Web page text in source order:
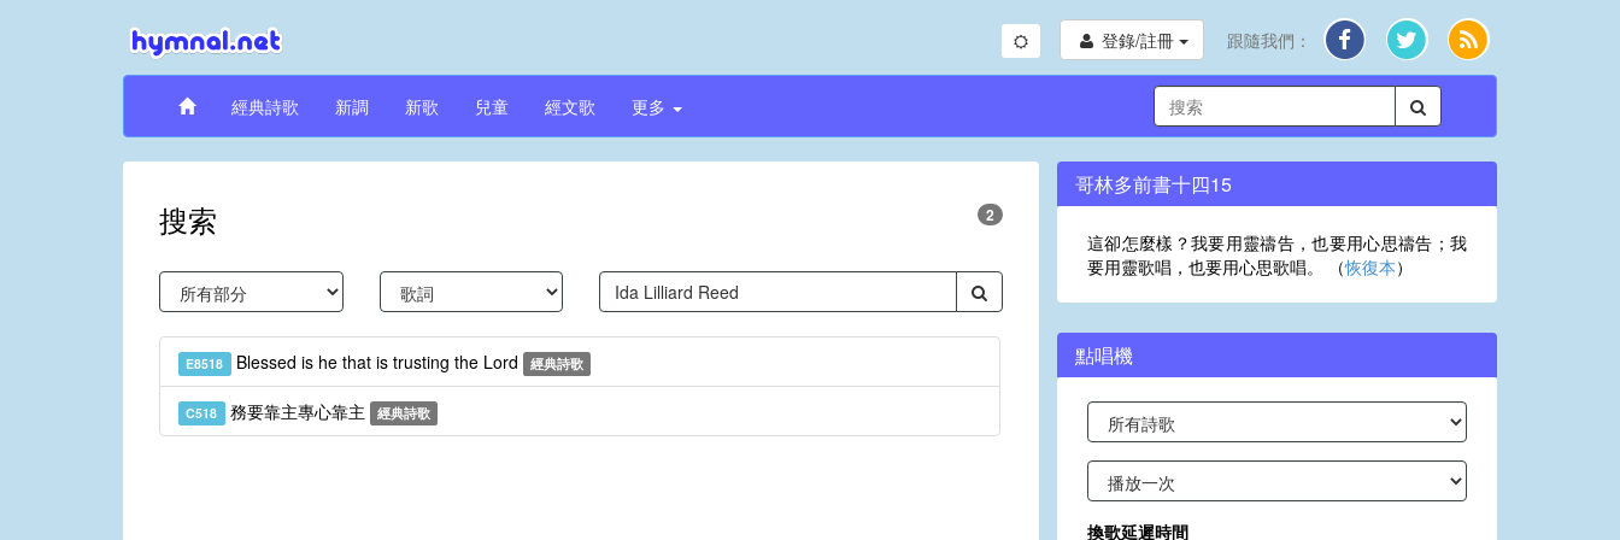
登錄/註冊 跟隨我們：
經典詩歌 新調 新歌 兒童 經文歌 更多
搜索 2
E8518 Blessed is he that is trusting the Lord 經典詩歌
C518 務要靠主專心靠主 經典詩歌
哥林多前書十四15
這卻怎麼樣？我要用靈禱告，也要用心思禱告；我
要用靈歌唱，也要用心思歌唱。 （恢復本）
點唱機
換歌延遲時間